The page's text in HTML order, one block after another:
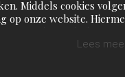
Middels cookies
op onze website.
Lees